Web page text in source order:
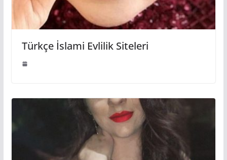
Türkçe İslami Evlilik Siteleri